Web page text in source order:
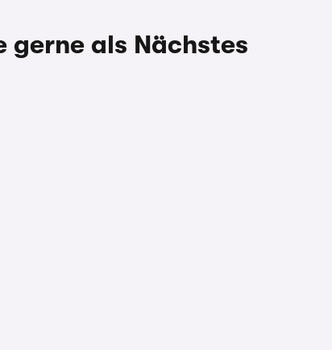
gerne als Nächstes